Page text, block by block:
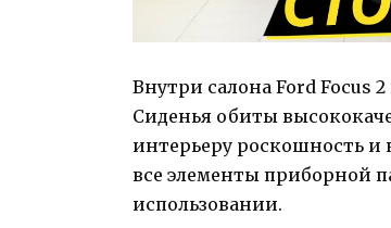
Внутри салона Ford Focus
Сиденья обиты
интерьеру роскошность
все элементы приборной
использовании.